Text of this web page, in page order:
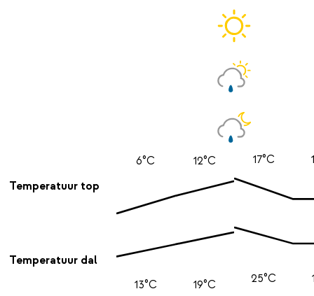
Temperatuur top
Temperatuur dal
6°C
13°C
12°C
19°C
17°C
25°C